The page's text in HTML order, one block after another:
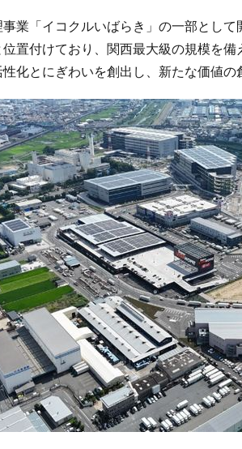
業「イコクルいばらき」の一部とし
置付けており、関西最大級の規模を
化とにぎわいを創出し、新たな価値の